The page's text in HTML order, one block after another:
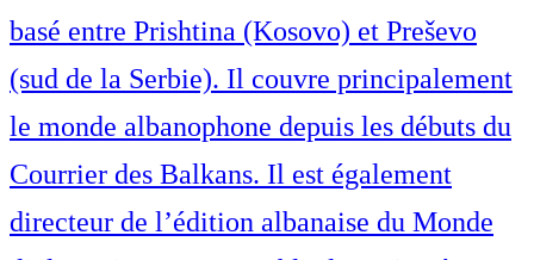
basé entre Prishtina (Kosovo) et Preševo
(sud de la Serbie). Il couvre principalement
le monde albanophone depuis les débuts du
Courrier des Balkans. Il est également
directeur de l’édition albanaise du Monde